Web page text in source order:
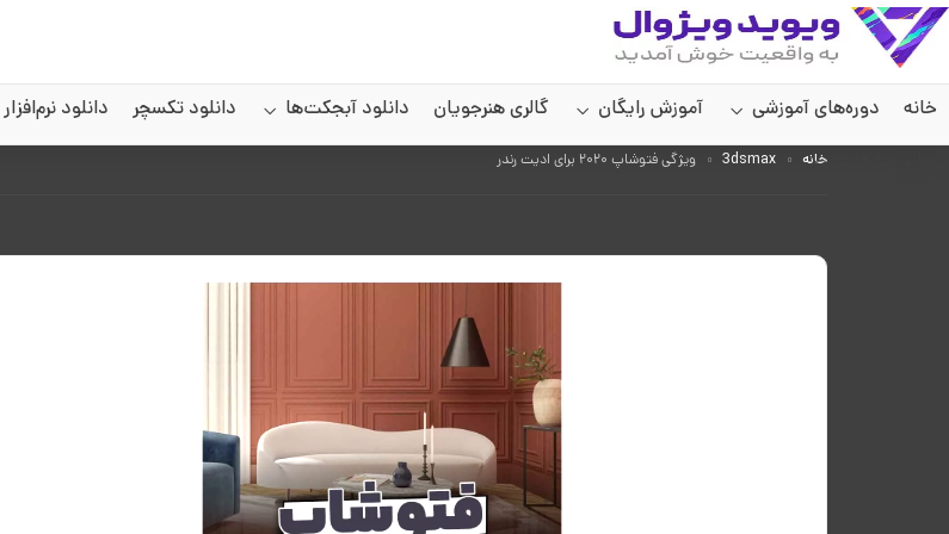
خانه دوره‌های آموزشی آموزش رایگان گالری هنرجویان دانلود آبجکت‌ها دانلود تکسچر دانلود نرم‌افزار
خانه 3dsmax ویژگی فتوشاپ ۲۰۲۰ برای ادیت رندر